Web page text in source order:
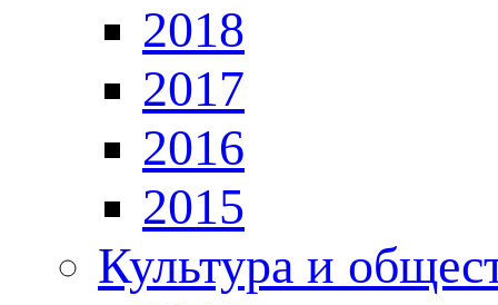
2018
2017
2016
2015
Культура и